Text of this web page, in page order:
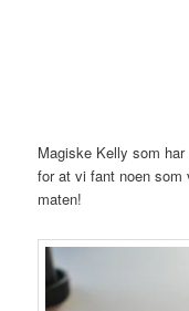
Magiske Kelly som
for at vi fant noen
maten!